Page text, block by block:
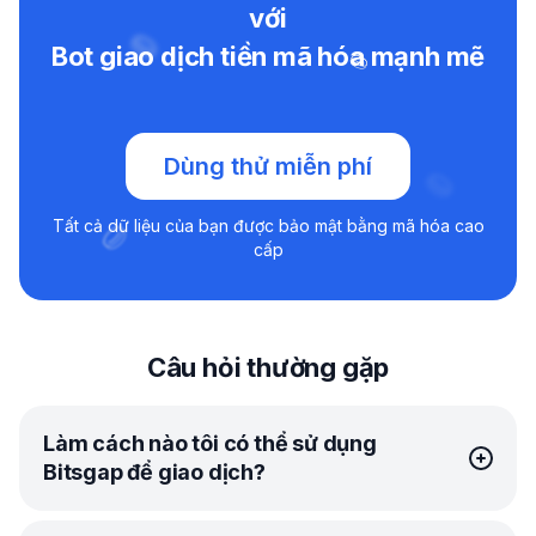
với
Bot giao dịch tiền mã hóa mạnh mẽ
Dùng thử miễn phí
Tất cả dữ liệu của bạn được bảo mật bằng mã hóa cao
cấp
Câu hỏi thường gặp
Làm cách nào tôi có thể sử dụng
Bitsgap để giao dịch?